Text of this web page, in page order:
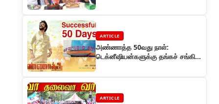
ARTICLE
அண்ணாத்த 50வது நாள்:
டெக்னீஷியன்களுக்கு தங்கச் சங்கிலி
ARTICLE